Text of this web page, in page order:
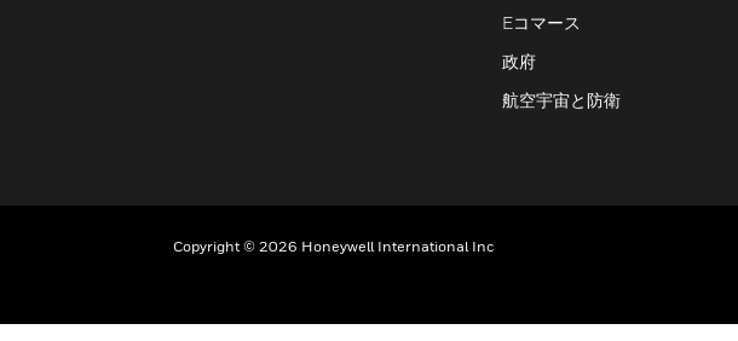
Eコマース
政府
航空宇宙と防衛
Copyright © 2026 Honeywell International Inc